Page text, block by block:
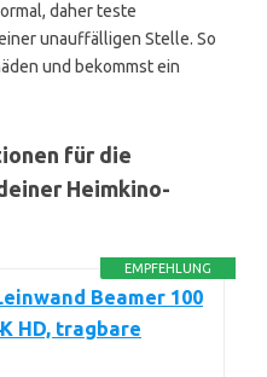
daher teste
unauffälligen Stelle. So
und bekommst ein
für die
Heimkino-
EMPFEHLUNG
Beamer 100
HD, tragbare